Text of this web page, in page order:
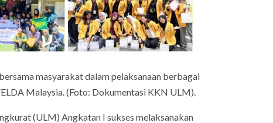
masyarakat dalam pelaksanaan berbagai
Malaysia. (Foto: Dokumentasi KKN ULM).
(ULM) Angkatan I sukses melaksanakan